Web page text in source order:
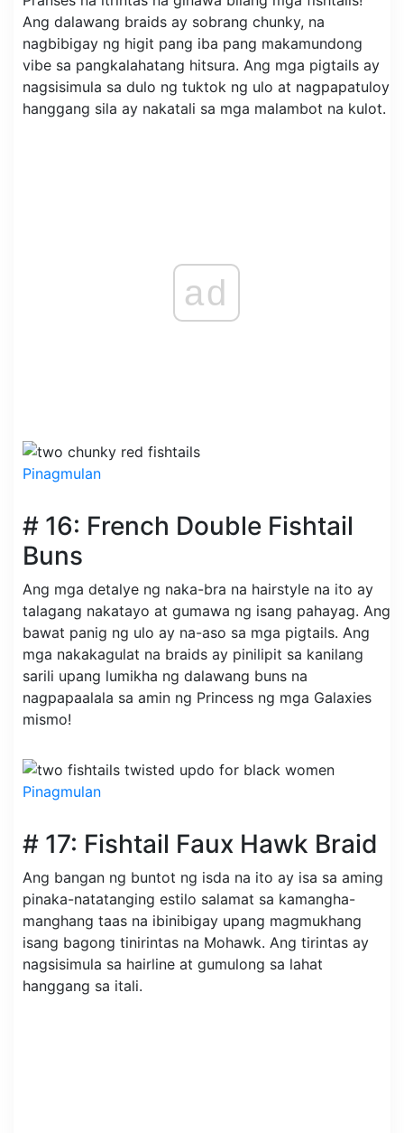
Ang dalawang braids ay sobrang chunky, na
nagbibigay ng higit pang iba pang makamundong
vibe sa pangkalahatang hitsura. Ang mga pigtails ay
nagsisimula sa dulo ng tuktok ng ulo at nagpapatuloy
hanggang sila ay nakatali sa mga malambot na kulot.
ad
Pinagmulan
# 16: French Double Fishtail
Buns
Ang mga detalye ng naka-bra na hairstyle na ito ay
talagang nakatayo at gumawa ng isang pahayag. Ang
bawat panig ng ulo ay na-aso sa mga pigtails. Ang
mga nakakagulat na braids ay pinilipit sa kanilang
sarili upang lumikha ng dalawang buns na
nagpapaalala sa amin ng Princess ng mga Galaxies
mismo!
Pinagmulan
# 17: Fishtail Faux Hawk Braid
Ang bangan ng buntot ng isda na ito ay isa sa aming
pinaka-natatanging estilo salamat sa kamangha-
manghang taas na ibinibigay upang magmukhang
isang bagong tinirintas na Mohawk. Ang tirintas ay
nagsisimula sa hairline at gumulong sa lahat
hanggang sa itali.